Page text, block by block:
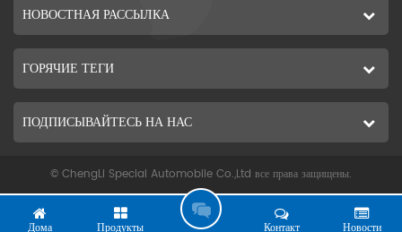
НОВОСТНАЯ РАССЫЛКА
ГОРЯЧИЕ ТЕГИ
ПОДПИСЫВАЙТЕСЬ НА НАС
© ChengLi Special Automobile Co.,Ltd все права защищены.
Дома Продукты Новости
Контакт